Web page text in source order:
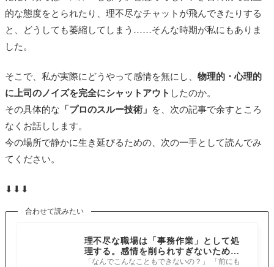
的な態度をとられたり、理不尽なチャットが飛んできたりする
と、どうしても萎縮してしまう……そんな時期が私にもありま
した。
そこで、私が実際にどうやって感情を無にし、 物理的・心理的
に上司のノイズを完全にシャットアウト したのか。
その具体的な 「プロのスルー技術」
を、次の記事で余すところ
なくお話しします。
今の場所で静かに生き延びるための、次の一手として読んでみ
てください。
⬇︎⬇︎⬇︎
合わせて読みたい
理不尽な職場は「事務作業」として処
理する。感情を削られすぎないため
の、静かな防衛術
「なんでこんなこともできないの？」 「前にも